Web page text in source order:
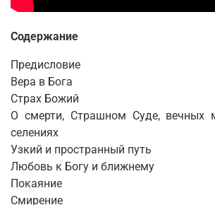
Содержание
Предисловие
Вера в Бога
Страх Божий
О смерти, Страшном Суде, вечных
селениях
Узкий и пространный путь
Любовь к Богу и ближнему
Покаяние
Смирение